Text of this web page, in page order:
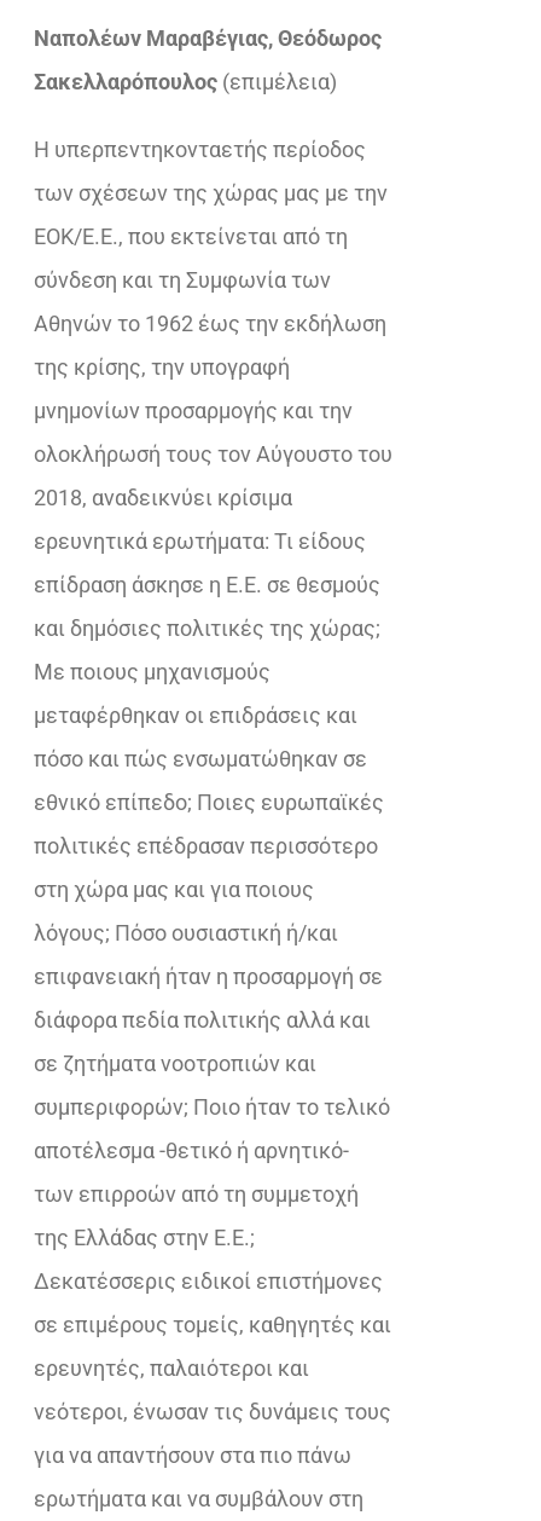
was:
€33,92.
τιμή
είναι:
Ναπολέων Μαραβέγιας, Θεόδωρος
Σακελλαρόπουλος (επιμέλεια)
Η υπερπεντηκονταετής περίοδος
των σχέσεων της χώρας μας με την
ΕΟΚ/Ε.Ε., που εκτείνεται από τη
σύνδεση και τη Συμφωνία των
Αθηνών το 1962 έως την εκδήλωση
της κρίσης, την υπογραφή
μνημονίων προσαρμογής και την
ολοκλήρωσή τους τον Αύγουστο του
2018, αναδεικνύει κρίσιμα
ερευνητικά ερωτήματα: Τι είδους
επίδραση άσκησε η Ε.Ε. σε θεσμούς
και δημόσιες πολιτικές της χώρας;
Με ποιους μηχανισμούς
μεταφέρθηκαν οι επιδράσεις και
πόσο και πώς ενσωματώθηκαν σε
εθνικό επίπεδο; Ποιες ευρωπαϊκές
πολιτικές επέδρασαν περισσότερο
στη χώρα μας και για ποιους
λόγους; Πόσο ουσιαστική ή/και
επιφανειακή ήταν η προσαρμογή σε
διάφορα πεδία πολιτικής αλλά και
σε ζητήματα νοοτροπιών και
συμπεριφορών; Ποιο ήταν το τελικό
αποτέλεσμα -θετικό ή αρνητικό-
των επιρροών από τη συμμετοχή
της Ελλάδας στην Ε.Ε.;
Δεκατέσσερις ειδικοί επιστήμονες
σε επιμέρους τομείς, καθηγητές και
ερευνητές, παλαιότεροι και
νεότεροι, ένωσαν τις δυνάμεις τους
για να απαντήσουν στα πιο πάνω
ερωτήματα και να συμβάλουν στη